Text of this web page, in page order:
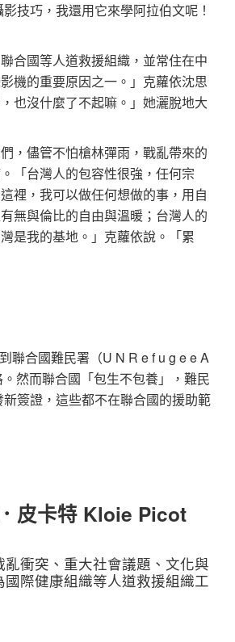
技巧，我還用它來學阿拉伯文呢！
合國等人道救援組織，並常住在中
機的重要原因之一。」克蘿依沈思
也沒什麼了不起嘛。」她灑脫地大
，儘管不怕槍林彈雨，戰亂帶來的
「台灣人的包容性很強，任何宗
裡，我可以做任何想做的事，用自
無與倫比的自由與溫暖；台灣人的
是我的基地。」克蘿依說。「累
聯合國難民署（U N R e f u g e e A
然而聯合國「包生不包養」，難民
簽證，這些都不在聯合國的援助範
皮卡特 Kloie Picot
衝突、重大社會議題、文化與
際健康組織等人道救援組織工